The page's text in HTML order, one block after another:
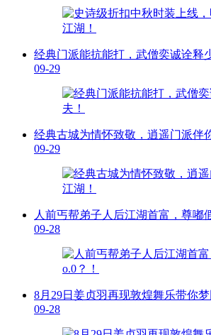
经典门派能抗能打，武僧奕诚诠释
09-29
经典古城为情怀致敬，逍遥门派伴
09-29
人前丐帮弟子人后江湖首富，尊嘟
09-28
8月29日姜贞羽再现敦煌舞乐带你梦
09-28